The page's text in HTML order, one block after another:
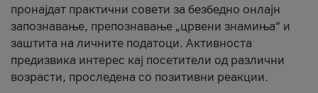
пронајдат практични совети за безбедно онлајн
запознавање, препознавање „црвени знамиња“ и
заштита на личните податоци. Активноста
предизвика интерес кај посетители од различни
возрасти, проследена со позитивни реакции.